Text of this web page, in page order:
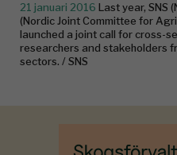
21 januari 2016 Last year, SNS
(Nordic Joint Committee for
launched a joint call for cross-
researchers and stakeholders
sectors. / SNS